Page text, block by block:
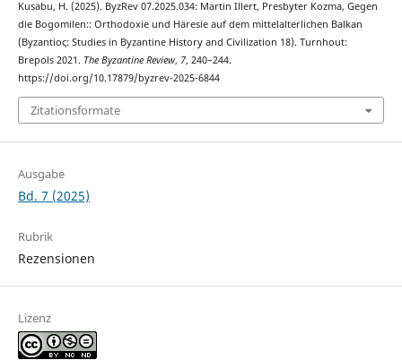
Kusabu, H. (2025). ByzRev 07.2025.034: Martin Illert, Presbyter Kozma, Gegen
die Bogomilen:: Orthodoxie und Häresie auf dem mittelalterlichen Balkan
(Βyzantioς: Studies in Byzantine History and Civilization 18). Turnhout:
Brepols 2021. The Byzantine Review, 7, 240–244.
https://doi.org/10.17879/byzrev-2025-6844
Zitationsformate
Ausgabe
Bd. 7 (2025)
Rubrik
Rezensionen
Lizenz